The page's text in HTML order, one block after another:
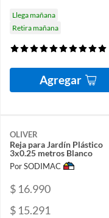
Llega mañana
Retira mañana
Agregar
OLIVER
Reja para Jardín Plástico
3x0.25 metros Blanco
Por SODIMAC
$ 16.990
$ 15.291